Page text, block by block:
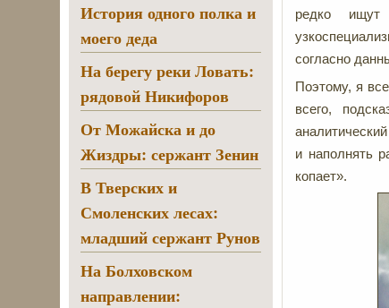
редко
согласно
Поэтому, я
всего,
и наполнять
копает».
История одного полка и
моего деда
На берегу реки Ловать:
рядовой Никифоров
От Можайска и до
Жиздры: сержант Зенин
В Тверских и
Смоленских лесах:
младший сержант Рунов
На Болховском
направлении: